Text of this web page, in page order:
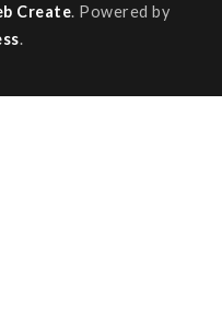
Create. Powered by
.